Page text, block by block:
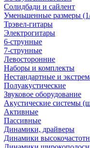
Солидбади и сайлент
Уменьшенные размеры
Трэвел-гитары
Электрогитары
6-струнные
7-струнные
Левосторонние
Наборы и комплекты
Нестандартные и
Полуакустические
Звуковое оборудование
Акустические системы
Активные
Пассивные
Динамики, драйверы
Динамики